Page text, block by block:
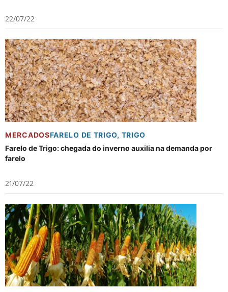
22/07/22
MERCADOSFARELO DE TRIGO, TRIGO
Farelo de Trigo: chegada do inverno auxilia na demanda por
farelo
21/07/22